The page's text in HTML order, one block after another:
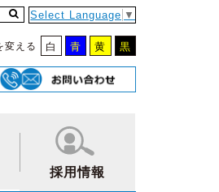
Select Language ▼
変える 白 青 黄 黒
採用情報